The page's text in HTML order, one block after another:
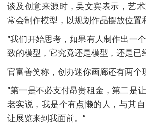
谈及创意来源时，吴文宾表示，艺
常会制作模型，以规划作品摆放位置
“我们开始思考，如果有人制作出一
致的模型，它究竟还是模型，还是已
官富善笑称，创办迷你画廊还有两个
“第一是不必支付昂贵租金，第二是
老实说，我是个有点懒的人，与其
让展览来到我面前。”